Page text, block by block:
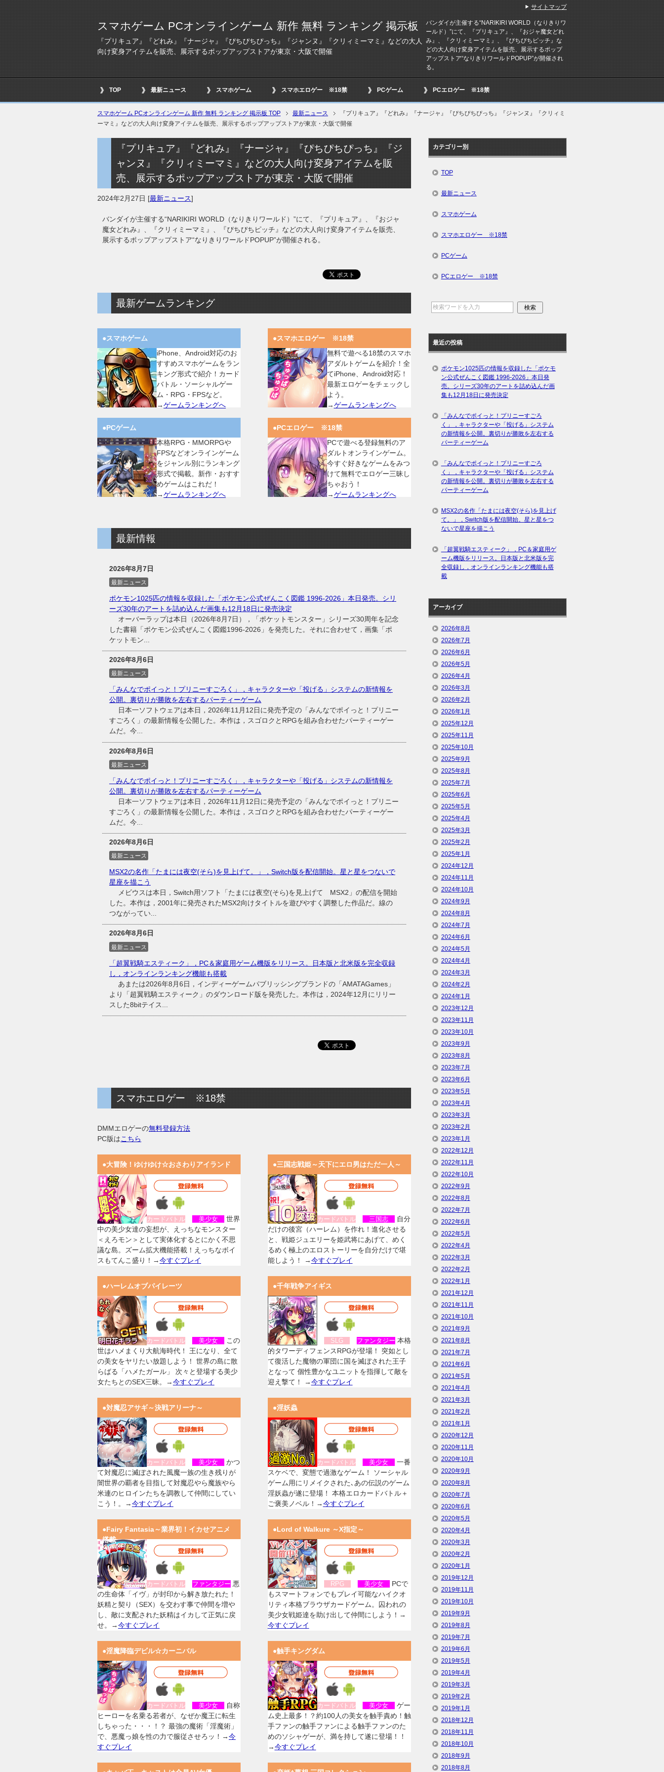
スマホゲーム PCオンラインゲーム 新作 無料 ランキング 掲示板
『プリキュア』『どれみ』『ナージャ』『ぴちぴちぴっち』『ジャンヌ』『クリィミーマミ』などの大人
向け変身アイテムを販売、展示するポップアップストアが東京・大阪で開催
バンダイが主催する“NARIKIRI WORLD（なりきりワ
ールド）”にて、『プリキュア』、『おジャ魔女どれ
み』、『クリィミーマミ』、『ぴちぴちピッチ』な
どの大人向け変身アイテムを販売、展示するポップ
アップストア“なりきりワールドPOPUP”が開催され
る。
TOP 最新ニュース スマホゲーム スマホエロゲー ※18禁 PCゲーム PCエロゲー ※18禁
スマホゲーム PCオンラインゲーム 新作 無料 ランキング 掲示板 TOP 最新ニュース
『プリキュア』『どれみ』『ナージャ』『ぴちぴちぴっち』『ジャンヌ』『クリィミ
ーマミ』などの大人向け変身アイテムを販売、展示するポップアップストアが東京・大阪で開催
『プリキュア』『どれみ』『ナージャ』『ぴちぴちぴっち』『ジ
ャンヌ』『クリィミーマミ』などの大人向け変身アイテムを販
売、展示するポップアップストアが東京・大阪で開催
2024年2月27日 [最新ニュース]
バンダイが主催する“NARIKIRI WORLD（なりきりワールド）”にて、『プリキュア』、『おジャ
魔女どれみ』、『クリィミーマミ』、『ぴちぴちピッチ』などの大人向け変身アイテムを販売、
展示するポップアップストア“なりきりワールドPOPUP”が開催される。
最新ゲームランキング
●スマホゲーム
iPhone、Android対応のお
すすめスマホゲームをラン
キング形式で紹介！カード
バトル・ソーシャルゲー
ム・RPG・FPSなど。
→ゲームランキングへ
●スマホエロゲー ※18禁
無料で遊べる18禁のスマホ
アダルトゲームを紹介！全
てiPhone、Android対応！
最新エロゲーをチェックし
よう。
→ゲームランキングへ
●PCゲーム
本格RPG・MMORPGや
FPSなどオンラインゲーム
をジャンル別にランキング
形式で掲載。新作・おすす
めゲームはこれだ！
→ゲームランキングへ
●PCエロゲー ※18禁
PCで遊べる登録無料のア
ダルトオンラインゲーム。
今すぐ好きなゲームをみつ
けて無料でエロゲー三昧し
ちゃおう！
→ゲームランキングへ
最新情報
2026年8月7日
最新ニュース
ポケモン1025匹の情報を収録した「ポケモン公式ぜんこく図鑑 1996-2026」本日発売。シリ
ーズ30年のアートを詰め込んだ画集も12月18日に発売決定
オーバーラップは本日（2026年8月7日），「ポケットモンスター」シリーズ30周年を記念
した書籍「ポケモン公式ぜんこく図鑑1996-2026」を発売した。それに合わせて，画集「ポ
ケットモン...
2026年8月6日
最新ニュース
「みんなでポイっと！プリニーすごろく」，キャラクターや「投げる」システムの新情報を
公開。裏切りが勝敗を左右するパーティーゲーム
日本一ソフトウェアは本日，2026年11月12日に発売予定の「みんなでポイっと！プリニー
すごろく」の最新情報を公開した。本作は，スゴロクとRPGを組み合わせたパーティーゲー
ムだ。今...
2026年8月6日
最新ニュース
「みんなでポイっと！プリニーすごろく」，キャラクターや「投げる」システムの新情報を
公開。裏切りが勝敗を左右するパーティーゲーム
日本一ソフトウェアは本日，2026年11月12日に発売予定の「みんなでポイっと！プリニー
すごろく」の最新情報を公開した。本作は，スゴロクとRPGを組み合わせたパーティーゲー
ムだ。今...
2026年8月6日
最新ニュース
MSX2の名作「たまには夜空(そら)を見上げて。」，Switch版を配信開始。星と星をつないで
星座を描こう
メビウスは本日，Switch用ソフト「たまには夜空(そら)を見上げて MSX2」の配信を開始
した。本作は，2001年に発売されたMSX2向けタイトルを遊びやすく調整した作品だ。線の
つながってい...
2026年8月6日
最新ニュース
「超翼戦騎エスティーク」，PC＆家庭用ゲーム機版をリリース。日本版と北米版を完全収録
し，オンラインランキング機能も搭載
あまたは2026年8月6日，インディーゲームパブリッシングブランドの「AMATAGames」
より「超翼戦騎エスティーク」のダウンロード版を発売した。本作は，2024年12月にリリー
スした8bitテイス...
スマホエロゲー ※18禁
DMMエロゲーの無料登録方法
PC版はこちら
●大冒険！ゆけゆけ☆おさわりアイランド
カードバトル 美少女
世界
中の美少女達の妄想が、えっちなモンスター
＜えろモン＞として実体化するとにかく不思
議な島。ズーム拡大機能搭載！えっちなボイ
スもてんこ盛り！→今すぐプレイ
●三国志戦姫～天下にエロ男はただ一人～
カードバトル 三国志
自分
だけの後宮（ハーレム）を作れ！進化させる
と、戦姫ジュエリーを姫武将にあげて、めく
るめく極上のエロストーリーを自分だけで堪
能しよう！ →今すぐプレイ
●ハーレムオブパイレーツ
カードバトル 美少女
この
世はハメまくり大航海時代！ 王になり、全て
の美女をヤリたい放題しよう！ 世界の島に散
らばる「ハメたガール」 次々と登場する美少
女たちとのSEX三昧。→今すぐプレイ
●千年戦争アイギス
SLG ファンタジー 本格
的タワーディフェンスRPGが登場！ 突如とし
て復活した魔物の軍団に国を滅ぼされた王子
となって 個性豊かなユニットを指揮して敵を
迎え撃て！ →今すぐプレイ
●対魔忍アサギ～決戦アリーナ～
カードバトル 美少女
かつ
て対魔忍に滅ぼされた風魔一族の生き残りが
闇世界の覇者を目指して対魔忍やら魔族やら
米連のヒロインたちを調教して仲間にしてい
こう！。→今すぐプレイ
●淫妖蟲
カードバトル 美少女
一番
スケベで、変態で過激なゲーム！ ソーシャル
ゲーム用にリメイクされた､あの伝説のゲーム
淫妖蟲が遂に登場！ 本格エロカードバトル＋
ご褒美ノベル！→今すぐプレイ
●Fairy Fantasia～業界初！イカせアニメ
搭載
カードバトル ファンタジー 悪
の生命体「イヴ」が封印から解き放たれた！
妖精と契り（SEX）を交わす事で仲間を増や
し、敵に支配された妖精はイカして正気に戻
せ。→今すぐプレイ
●Lord of Walkure ～X指定～
RPG 美少女
PCで
もスマートフォンでもプレイ可能なハイクオ
リティ本格ブラウザカードゲーム。囚われの
美少女戦姫達を助け出して仲間にしよう！→
今すぐプレイ
●淫魔降臨デビル☆カーニバル
カードバトル 美少女
自称
ヒーローを名乗る若者が、なぜか魔王に転生
しちゃった・・・！？ 最強の魔術「淫魔術」
で、悪魔っ娘を性の力で服従させろッ！→今
すぐプレイ
●触手キングダム
カードバトル 美少女
ゲー
ム史上最多！？約100人の美女を触手責め！触
手ファンの触手ファンによる触手ファンのた
めのソシャゲーが、満を持して遂に登場！！
→今すぐプレイ
カテゴリー別
TOP
最新ニュース
スマホゲーム
スマホエロゲー ※18禁
PCゲーム
PCエロゲー ※18禁
最近の投稿
ポケモン1025匹の情報を収録した「ポケモ
ン公式ぜんこく図鑑 1996-2026」本日発
売。シリーズ30年のアートを詰め込んだ画
集も12月18日に発売決定
「みんなでポイっと！プリニーすごろ
く」，キャラクターや「投げる」システム
の新情報を公開。裏切りが勝敗を左右する
パーティーゲーム
「みんなでポイっと！プリニーすごろ
く」，キャラクターや「投げる」システム
の新情報を公開。裏切りが勝敗を左右する
パーティーゲーム
MSX2の名作「たまには夜空(そら)を見上げ
て。」，Switch版を配信開始。星と星をつ
ないで星座を描こう
「超翼戦騎エスティーク」，PC＆家庭用ゲ
ーム機版をリリース。日本版と北米版を完
全収録し，オンラインランキング機能も搭
載
アーカイブ
2026年8月
2026年7月
2026年6月
2026年5月
2026年4月
2026年3月
2026年2月
2026年1月
2025年12月
2025年11月
2025年10月
2025年9月
2025年8月
2025年7月
2025年6月
2025年5月
2025年4月
2025年3月
2025年2月
2025年1月
2024年12月
2024年11月
2024年10月
2024年9月
2024年8月
2024年7月
2024年6月
2024年5月
2024年4月
2024年3月
2024年2月
2024年1月
2023年12月
2023年11月
2023年10月
2023年9月
2023年8月
2023年7月
2023年6月
2023年5月
2023年4月
2023年3月
2023年2月
2023年1月
2022年12月
2022年11月
2022年10月
2022年9月
2022年8月
2022年7月
2022年6月
2022年5月
2022年4月
2022年3月
2022年2月
2022年1月
2021年12月
2021年11月
2021年10月
2021年9月
2021年8月
2021年7月
2021年6月
2021年5月
2021年4月
2021年3月
2021年2月
2021年1月
2020年12月
2020年11月
2020年10月
2020年9月
2020年8月
2020年7月
2020年6月
2020年5月
2020年4月
2020年3月
2020年2月
2020年1月
2019年12月
2019年11月
2019年10月
2019年9月
2019年8月
2019年7月
2019年6月
2019年5月
2019年4月
2019年3月
2019年2月
2019年1月
2018年12月
2018年11月
2018年10月
2018年9月
2018年8月
サイトマップ